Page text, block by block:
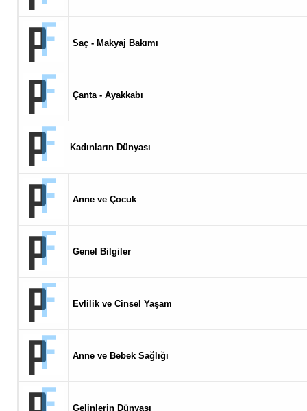
Saç - Makyaj Bakımı
Çanta - Ayakkabı
Kadınların Dünyası
Anne ve Çocuk
Genel Bilgiler
Evlilik ve Cinsel Yaşam
Anne ve Bebek Sağlığı
Gelinlerin Dünyası